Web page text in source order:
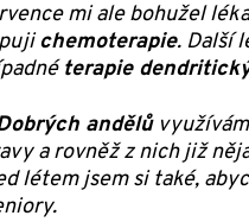
mi ale bohužel
chemoterapie. Další
terapie
andělů
a rovněž z nich již
létem jsem si také,